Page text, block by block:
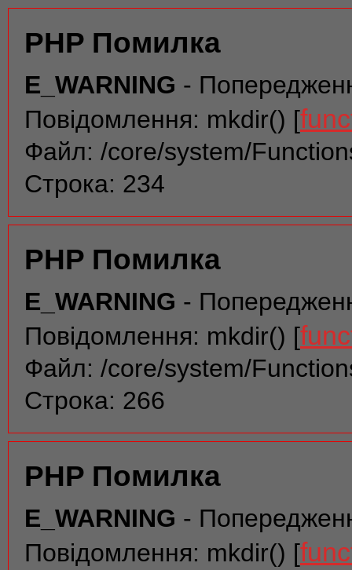
PHP Помилка
E_WARNING -
Повідомлення: mkdir() [
Файл: /core/system/
Строка: 234
PHP Помилка
E_WARNING -
Повідомлення: mkdir() [
Файл: /core/system/
Строка: 266
PHP Помилка
E_WARNING -
Повідомлення: mkdir() [